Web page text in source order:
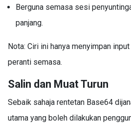
Berguna semasa sesi
panjang.
Nota: Ciri ini hanya menyimpan
peranti semasa.
Salin dan Muat Turun
Sebaik sahaja rentetan Base64
utama yang boleh dilakukan